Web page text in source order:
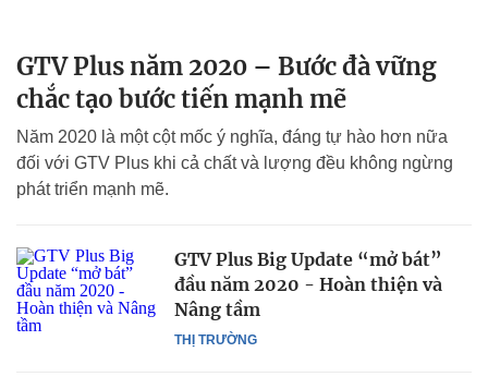
GTV Plus năm 2020 – Bước đà vững
chắc tạo bước tiến mạnh mẽ
Năm 2020 là một cột mốc ý nghĩa, đáng tự hào hơn nữa
đối với GTV Plus khi cả chất và lượng đều không ngừng
phát triển mạnh mẽ.
THỊ TRƯỜNG
GTV Plus Big Update “mở bát”
đầu năm 2020 - Hoàn thiện và
Nâng tầm